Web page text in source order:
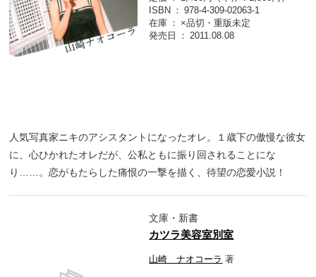
ISBN
978-4-309-02063-1
在庫
×品切・重版未定
発売日
2011.08.08
人気写真家ニキのアシスタントになったオレ。１歳下の傲慢な彼女
に、心ひかれたオレだが、公私ともに振り回されることにな
り……。恋がもたらした痛恨の一撃を描く、待望の恋愛小説！
文庫・新書
カツラ美容室別室
山崎 ナオコーラ 著